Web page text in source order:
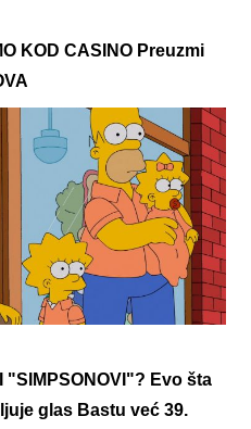
KOD CASINO Preuzmi
"SIMPSONOVI"? Evo šta
glas Bastu već 39.